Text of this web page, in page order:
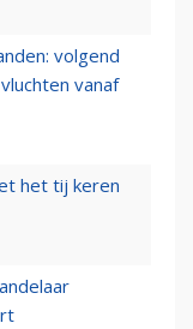
volgend
vanaf
het tij keren